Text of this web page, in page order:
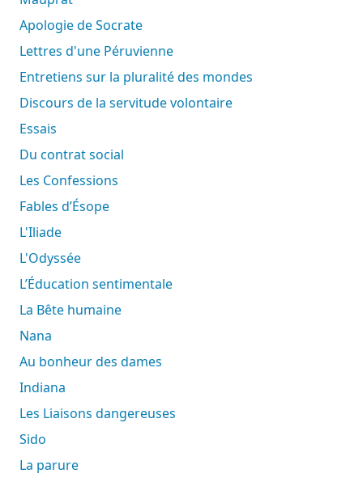
Apologie de Socrate
Lettres d'une Péruvienne
Entretiens sur la pluralité des mondes
Discours de la servitude volontaire
Essais
Du contrat social
Les Confessions
Fables d’Ésope
L'Iliade
L'Odyssée
L’Éducation sentimentale
La Bête humaine
Nana
Au bonheur des dames
Indiana
Les Liaisons dangereuses
Sido
La parure